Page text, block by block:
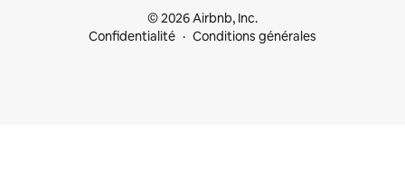
© 2026 Airbnb, Inc.
Confidentialité
Conditions générales